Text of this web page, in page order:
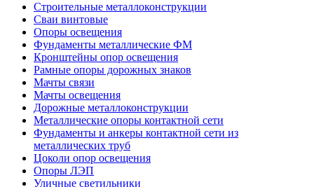
Строительные металлоконструкции
Сваи винтовые
Опоры освещения
Фундаменты металлические ФМ
Кронштейны опор освещения
Рамные опоры дорожных знаков
Мачты связи
Мачты освещения
Дорожные металлоконструкции
Металлические опоры контактной сети
Фундаменты и анкеры контактной сети из
металлических труб
Цоколи опор освещения
Опоры ЛЭП
Уличные светильники